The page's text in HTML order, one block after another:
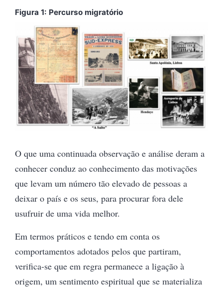
Figura 1: Percurso migratório
O que uma continuada observação e análise deram a
conhecer conduz ao conhecimento das motivações
que levam um número tão elevado de pessoas a
deixar o país e os seus, para procurar fora dele
usufruir de uma vida melhor.
Em termos práticos e tendo em conta os
comportamentos adotados pelos que partiram,
verifica-se que em regra permanece a ligação à
origem, um sentimento espiritual que se materializa